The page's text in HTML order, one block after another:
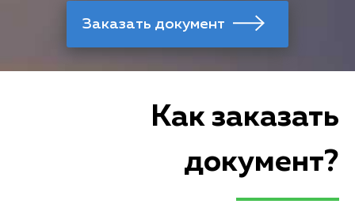
Как заказать
документ?